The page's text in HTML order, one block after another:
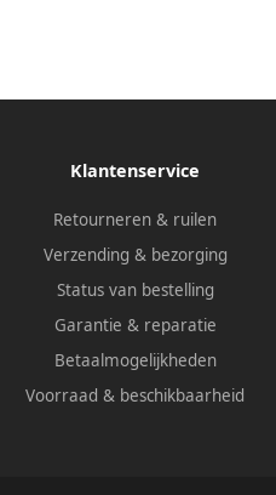
Klantenservice
Retourneren & ruilen
Verzending & bezorging
Status van bestelling
Garantie & reparatie
Betaalmogelijkheden
Voorraad & beschikbaarheid